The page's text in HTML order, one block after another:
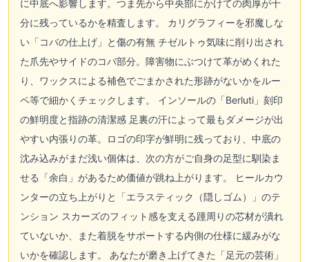
に中底へ影響します。つま先から中央部にかけての肉厚が十
分に残っているかを精査します。 カリグラフィーを邪魔しな
い「コバの仕上げ」と傷の有無 チゼルトゥ気味に削り出され
た爪先やサイドのコバ部分。障害物にぶつけて革がめくれた
り、ワックスによる補色でごまかされた形跡がないかをルー
ペ等で細かくチェックします。 インソールの「Berluti」刻印
の鮮明度と指跡の清潔感 足裏の汗によって最もダメージが出
やすい内張りの革。ロゴの印字が鮮明に残っており、中底の
沈み込みがまだ浅い個体は、次の方がご自身の足型に馴染ま
せる「余白」があるため価値が跳ね上がります。 ヒールカウ
ンターの立ち上がりと「エラスティック（隠しゴム）」のテ
ンション スカーズのフィット感を支える踵周りの芯材が潰れ
ていないか、また着脱をサポートする内側の仕様に緩みがな
いかを確認します。 あなたが磨き上げてきた「足元の芸術」